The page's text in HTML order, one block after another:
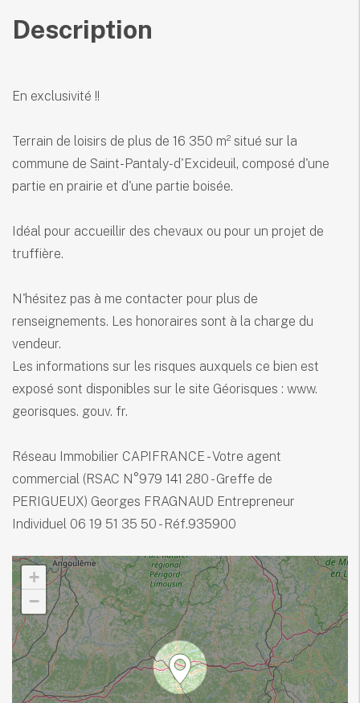
+
−
Description
En exclusivité !!
Terrain de loisirs de plus de 16 350 m² situé sur la
commune de Saint-Pantaly-d'Excideuil, composé d'une
partie en prairie et d'une partie boisée.
Idéal pour accueillir des chevaux ou pour un projet de
truffière.
N'hésitez pas à me contacter pour plus de
renseignements. Les honoraires sont à la charge du
vendeur.
Les informations sur les risques auxquels ce bien est
exposé sont disponibles sur le site Géorisques : www.
georisques. gouv. fr.
Réseau Immobilier CAPIFRANCE - Votre agent
commercial (RSAC N°979 141 280 - Greffe de
PERIGUEUX) Georges FRAGNAUD Entrepreneur
Individuel 06 19 51 35 50 - Réf.935900